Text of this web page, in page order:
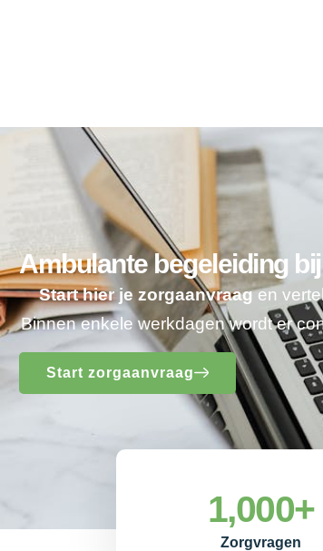
Ambulante begeleiding
Start hier je zorgaanvraagen
Binnen enkele werkdagen wordt er
Start zorgaanvraag
Zorgvragen
1,000+